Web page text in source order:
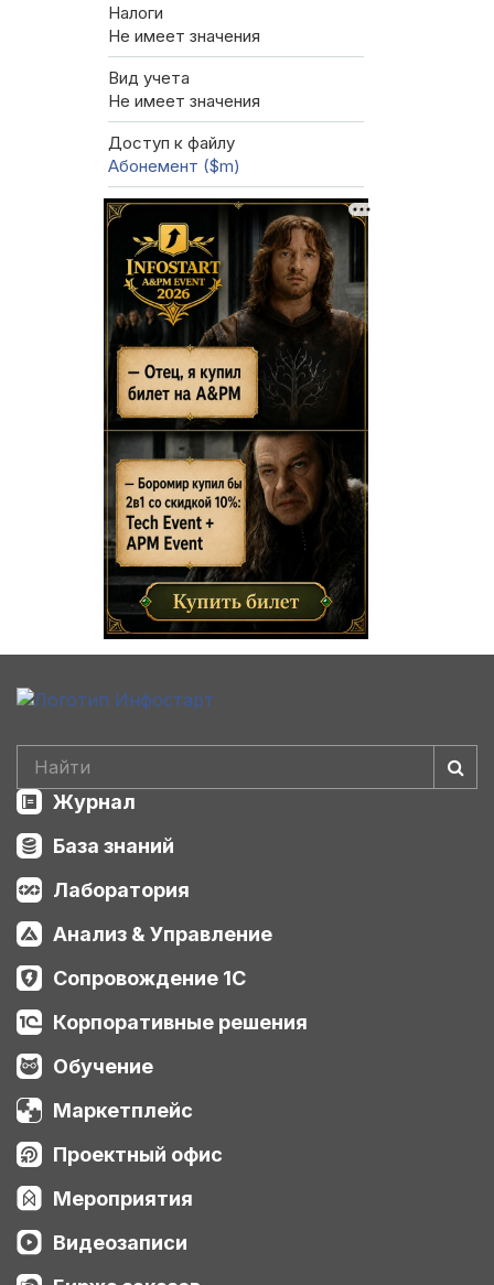
Налоги
Не имеет значения
Вид учета
Не имеет значения
Доступ к файлу
Абонемент ($m)
Журнал
База знаний
Лаборатория
Анализ & Управление
Сопровождение 1С
Корпоративные решения
Обучение
Маркетплейс
Проектный офис
Мероприятия
Видеозаписи